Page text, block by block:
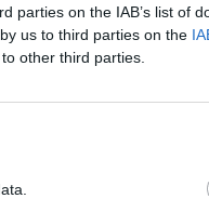
parties on the IAB’s list of
us to third parties on the
other third parties.
jag även ta med allt de
ha ett tap room.
som kommer hit och